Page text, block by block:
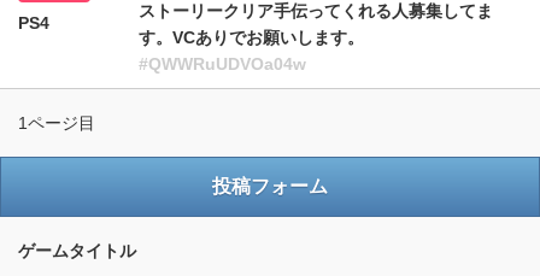
PS4
ストーリークリア手伝ってくれる人募集してま
す。VCありでお願いします。
#QWWRuUDVOa04w
1ページ目
投稿フォーム
ゲームタイトル